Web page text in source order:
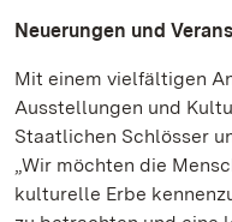
Neuerungen und
Mit einem vielfältigen
Ausstellungen und
Staatlichen Schlösser
„Wir möchten die
kulturelle Erbe